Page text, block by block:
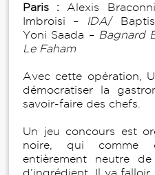
Paris : Alexis
Imbroisi –
IDA/
Yoni Saada – Bagnard
Le Faham
Avec cette opération,
démocratiser la
savoir-faire des chefs.
Un jeu concours est
noire, qui comme
entièrement neutre
d’ingrédient. Il va